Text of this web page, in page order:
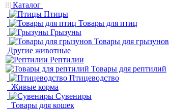
Каталог
Птицы
Товары для птиц
Грызуны
Товары для грызунов
Другие животные
Рептилии
Товары для рептилий
Птицеводство
Живые корма
Сувениры
Товары для кошек